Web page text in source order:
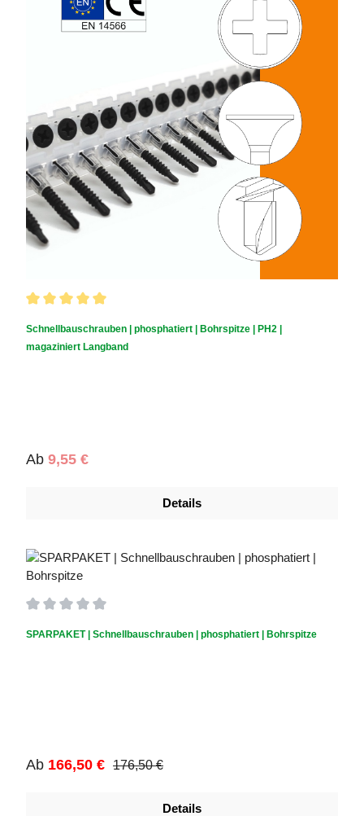
Schnellbauschrauben | phosphatiert | Bohrspitze | PH2 |
magaziniert Langband
Regulärer Preis:
Ab 9,55 €
Details
SPARPAKET | Schnellbauschrauben | phosphatiert | Bohrspitze
Verkaufspreis:
Ab 166,50 € Regulärer Preis:
176,50 €
Details